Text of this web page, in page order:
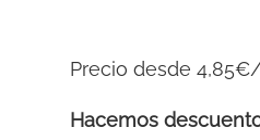
Precio desde
Hacemos